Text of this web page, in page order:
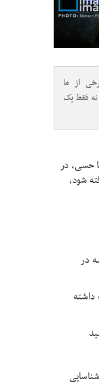
از ما
نه فقط یک
حسی، در
شود،
در
داشته